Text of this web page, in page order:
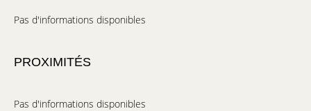
Pas d'informations disponibles
PROXIMITÉS
Pas d'informations disponibles